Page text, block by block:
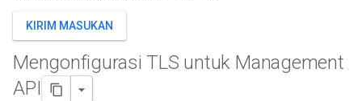
KIRIM MASUKAN
Mengonfigurasi TLS untuk Management
API